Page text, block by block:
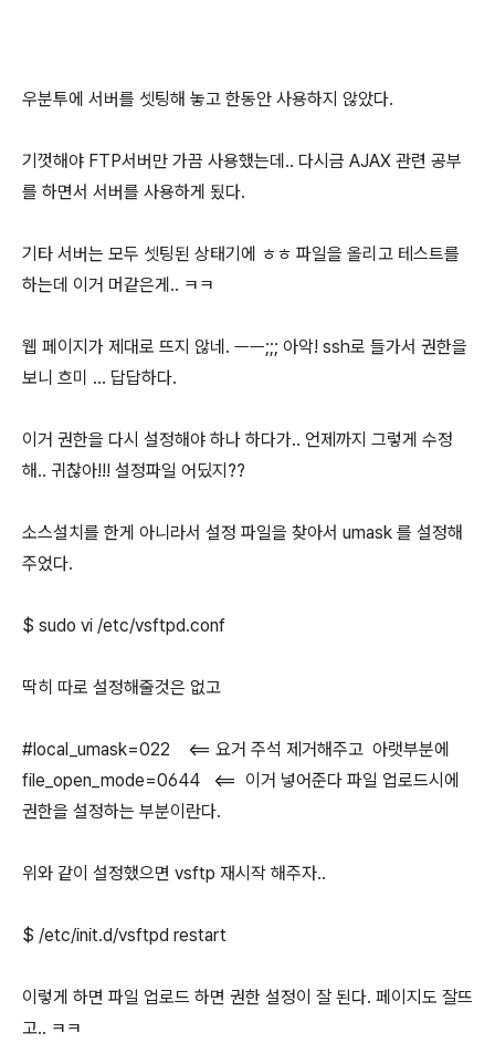
우분투에 서버를 셋팅해 놓고 한동안 사용하지 않았다.
기껏해야 FTP서버만 가끔 사용했는데.. 다시금 AJAX 관련 공부
를 하면서 서버를 사용하게 됬다.
기타 서버는 모두 셋팅된 상태기에 ㅎㅎ 파일을 올리고 테스트를
하는데 이거 머같은게.. ㅋㅋ
웹 페이지가 제대로 뜨지 않네. ㅡㅡ;;; 아악! ssh로 들가서 권한을
보니 흐미 ... 답답하다.
이거 권한을 다시 설정해야 하나 하다가.. 언제까지 그렇게 수정
해.. 귀찮아!!! 설정파일 어딨지??
소스설치를 한게 아니라서 설정 파일을 찾아서 umask 를 설정해
주었다.
$ sudo vi /etc/vsftpd.conf
딱히 따로 설정해줄것은 없고
#local_umask=022 <== 요거 주석 제거해주고 아랫부분에
file_open_mode=0644 <== 이거 넣어준다 파일 업로드시에
권한을 설정하는 부분이란다.
위와 같이 설정했으면 vsftp 재시작 해주자..
$ /etc/init.d/vsftpd restart
이렇게 하면 파일 업로드 하면 권한 설정이 잘 된다. 페이지도 잘뜨
고.. ㅋㅋ